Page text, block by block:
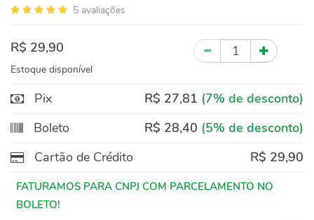
5 avaliações
R$ 29,90
Estoque disponível
Quantidade
Pix R$ 27,81 (7% de desconto)
Boleto
R$ 28,40 (5% de desconto)
Cartão de Crédito
R$ 29,90